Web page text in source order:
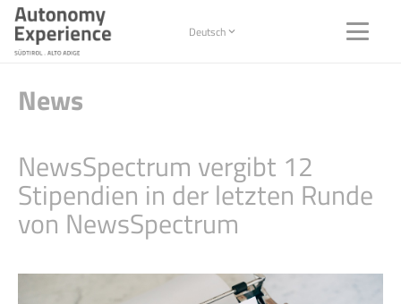
Deutsch
News
NewsSpectrum vergibt 12
Stipendien in der letzten Runde
von NewsSpectrum